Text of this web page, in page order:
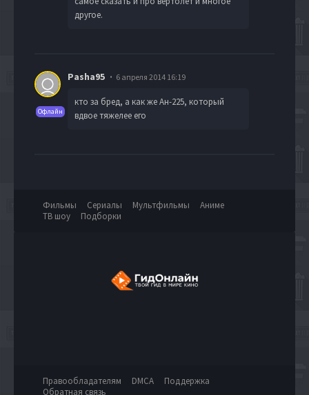
другое.
Офлайн
Pasha95 6 апреля 2014 16:19
кто за бред, а как же Ан-225, который
вдвое тяжелее его
Фильмы Сериалы Мультфильмы
Аниме
ТВ шоу
Подборки
Правообладателям DMCA
Поддержка
Обратная связь